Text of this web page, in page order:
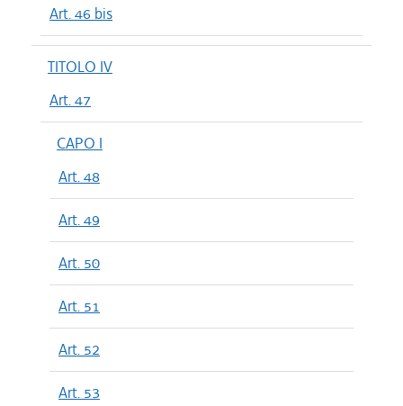
Art. 46 bis
TITOLO IV
Art. 47
CAPO I
Art. 48
Art. 49
Art. 50
Art. 51
Art. 52
Art. 53